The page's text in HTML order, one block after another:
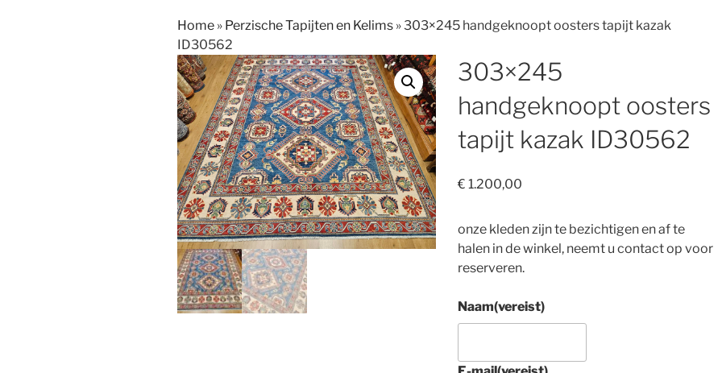
Home » Perzische Tapijten en Kelims »303×245 handgeknoopt oosters tapijt kazak
ID30562
303×245
handgeknoopt oosters
tapijt kazak ID30562
€ 1.200,00
onze kleden zijn te bezichtigen en af te
halen in de winkel, neemt u contact op voor
reserveren.
Naam(vereist)